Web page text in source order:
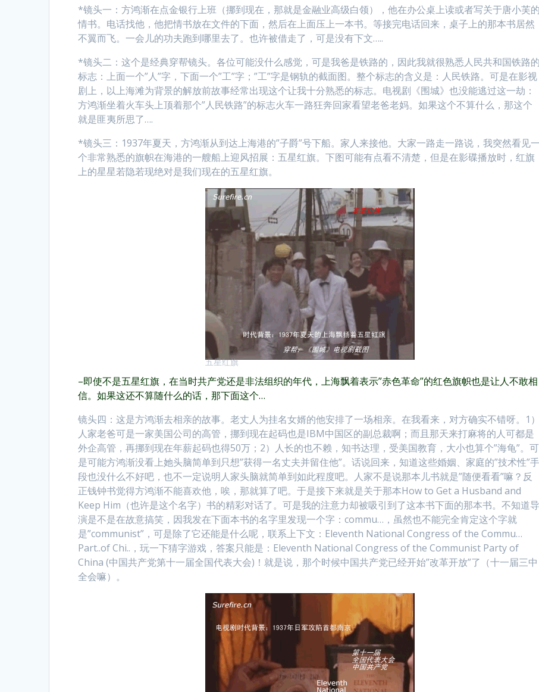
*镜头一：方鸿渐在点金银行上班（挪到现在，那就是金融业高级白领），他在办公桌上读或者写关于唐小芙的
情书。电话找他，他把情书放在文件的下面，然后在上面压上一本书。等接完电话回来，桌子上的那本书居然
不翼而飞。一会儿的功夫跑到哪里去了。也许被借走了，可是没有下文…..
*镜头二：这个是经典穿帮镜头。各位可能没什么感觉，可是我爸是铁路的，因此我就很熟悉人民共和国铁路的
标志：上面一个”人”字，下面一个”工”字；”工”字是钢轨的截面图。整个标志的含义是：人民铁路。可是在影视
剧上，以上海滩为背景的解放前故事经常出现这个让我十分熟悉的标志。电视剧《围城》也没能逃过这一劫：
方鸿渐坐着火车头上顶着那个”人民铁路”的标志火车一路狂奔回家看望老爸老妈。如果这个不算什么，那这个
就是匪夷所思了….
*镜头三：1937年夏天，方鸿渐从到达上海港的”子爵”号下船。家人来接他。大家一路走一路说，我突然看见一
个非常熟悉的旗帜在海港的一艘船上迎风招展：五星红旗。下图可能有点看不清楚，但是在影碟播放时，红旗
上的星星若隐若现绝对是我们现在的五星红旗。
五星红旗
–即使不是五星红旗，在当时共产党还是非法组织的年代，上海飘着表示”赤色革命”的红色旗帜也是让人不敢相
信。如果这还不算随什么的话，那下面这个…
镜头四：这是方鸿渐去相亲的故事。老丈人为挂名女婿的他安排了一场相亲。在我看来，对方确实不错呀。1）
人家老爸可是一家美国公司的高管，挪到现在起码也是IBM中国区的副总裁啊；而且那天来打麻将的人可都是
外企高管，再挪到现在年薪起码也得50万；2）人长的也不赖，知书达理，受美国教育，大小也算个”海龟”。可
是可能方鸿渐没看上她头脑简单到只想”获得一名丈夫并留住他”。话说回来，知道这些婚姻、家庭的”技术性”手
段也没什么不好吧，也不一定说明人家头脑就简单到如此程度吧。人家不是说那本儿书就是”随便看看”嘛？反
正钱钟书觉得方鸿渐不能喜欢他，唉，那就算了吧。于是接下来就是关于那本How to Get a Husband and
Keep Him（也许是这个名字）书的精彩对话了。可是我的注意力却被吸引到了这本书下面的那本书。不知道导
演是不是在故意搞笑，因我发在下面本书的名字里发现一个字：commu…，虽然也不能完全肯定这个字就
是”communist”，可是除了它还能是什么呢，联系上下文：Eleventh National Congress of the Commu…
Part..of Chi..，玩一下猜字游戏，答案只能是：Eleventh National Congress of the Communist Party of
China (中国共产党第十一届全国代表大会)！就是说，那个时候中国共产党已经开始”改革开放”了（十一届三中
全会嘛）。